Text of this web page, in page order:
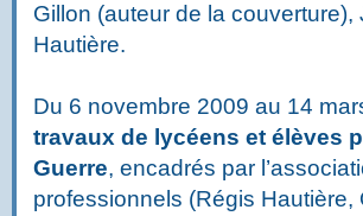
Gillon (auteur de la
Hautière.
Du 6 novembre 2009 au 14
travaux de lycéens et élèves
Guerre, encadrés par
professionnels (Régis